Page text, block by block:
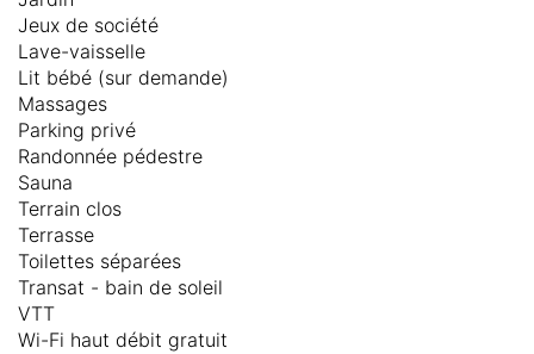
Jeux de société
Lave-vaisselle
Lit bébé (sur demande)
Massages
Parking privé
Randonnée pédestre
Sauna
Terrain clos
Terrasse
Toilettes séparées
Transat - bain de soleil
VTT
Wi-Fi haut débit gratuit